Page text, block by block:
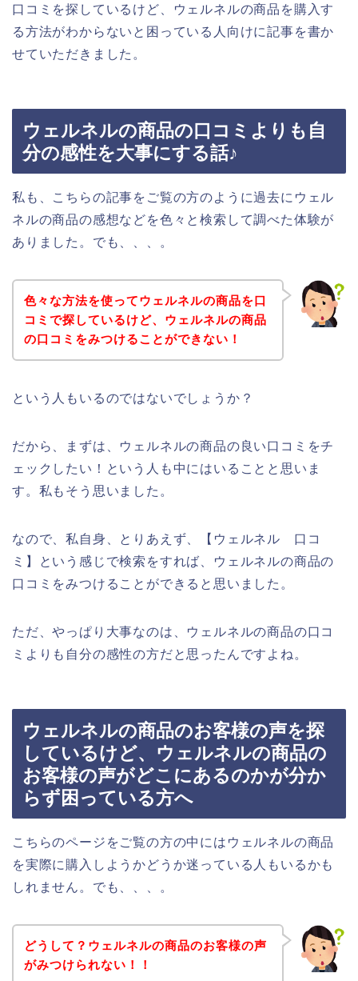
口コミを探しているけど、ウェルネルの商品を購入す
る方法がわからないと困っている人向けに記事を書か
せていただきました。
ウェルネルの商品の口コミよりも自
分の感性を大事にする話♪
私も、こちらの記事をご覧の方のように過去にウェル
ネルの商品の感想などを色々と検索して調べた体験が
ありました。でも、、、。
色々な方法を使ってウェルネルの商品を口
コミで探しているけど、ウェルネルの商品
の口コミをみつけることができない！
という人もいるのではないでしょうか？
だから、まずは、ウェルネルの商品の良い口コミをチ
ェックしたい！という人も中にはいることと思いま
す。私もそう思いました。
なので、私自身、とりあえず、【ウェルネル 口コ
ミ】という感じで検索をすれば、ウェルネルの商品の
口コミをみつけることができると思いました。
ただ、やっぱり大事なのは、ウェルネルの商品の口コ
ミよりも自分の感性の方だと思ったんですよね。
ウェルネルの商品のお客様の声を探
しているけど、ウェルネルの商品の
お客様の声がどこにあるのかが分か
らず困っている方へ
こちらのページをご覧の方の中にはウェルネルの商品
を実際に購入しようかどうか迷っている人もいるかも
しれません。でも、、、。
どうして？ウェルネルの商品のお客様の声
がみつけられない！！